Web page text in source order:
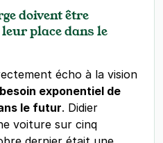
doivent être
place dans le
écho à la vision
exponentiel de
le futur. Didier
voiture sur cinq